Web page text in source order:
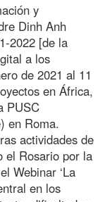
y
Dinh Anh
2022 [de la
a los
de 2021 al 11
en África,
PUSC
en Roma.
actividades de
el Rosario por la
Webinar ‘La
en los